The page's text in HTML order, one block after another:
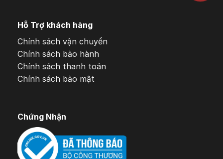
Hỗ Trợ khách hàng
Chính sách vận chuyển
Chính sách bảo hành
Chính sách thanh toán
Chính sách bảo mật
Chứng Nhận